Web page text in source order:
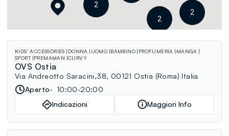
2
2
2
KIDS' ACCESSORIES DONNA UOMO BAMBINO PROFUMERIA
MANGA
SPORT PREMAMAN CURVY
OVS Ostia
Via Andreotto Saracini,38, 00121 Ostia (Roma) Italia
Aperto
10:00-20:00
Indicazioni
Maggiori Info